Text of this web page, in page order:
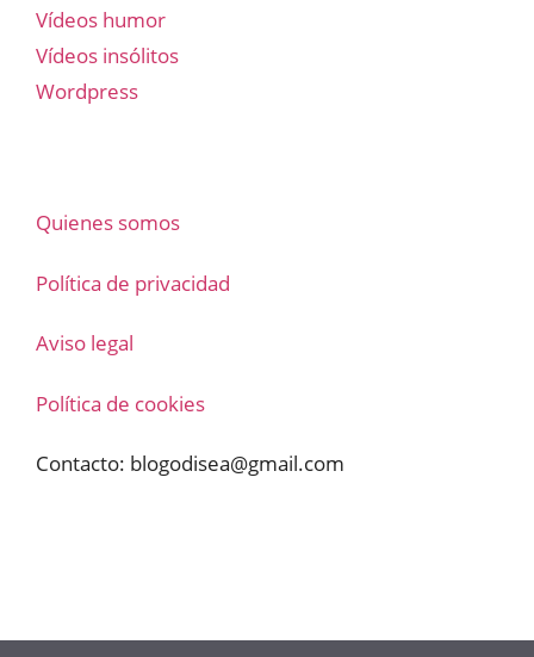
Vídeos humor
Vídeos insólitos
Wordpress
Quienes somos
Política de privacidad
Aviso legal
Política de cookies
Contacto: blogodisea@gmail.com